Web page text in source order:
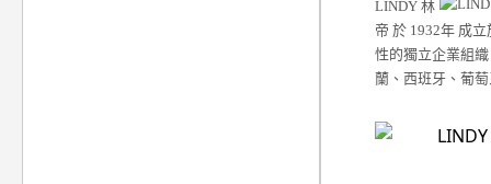
LINDY 林
帝 於 1932年 成
性的獨立企業組
蘭、西班牙、葡